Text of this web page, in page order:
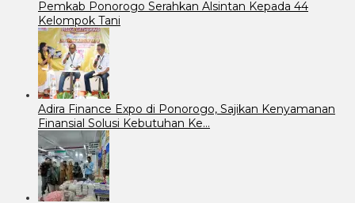
Pemkab Ponorogo Serahkan Alsintan Kepada 44
Kelompok Tani
Adira Finance Expo di Ponorogo, Sajikan Kenyamanan
Finansial Solusi Kebutuhan Ke…